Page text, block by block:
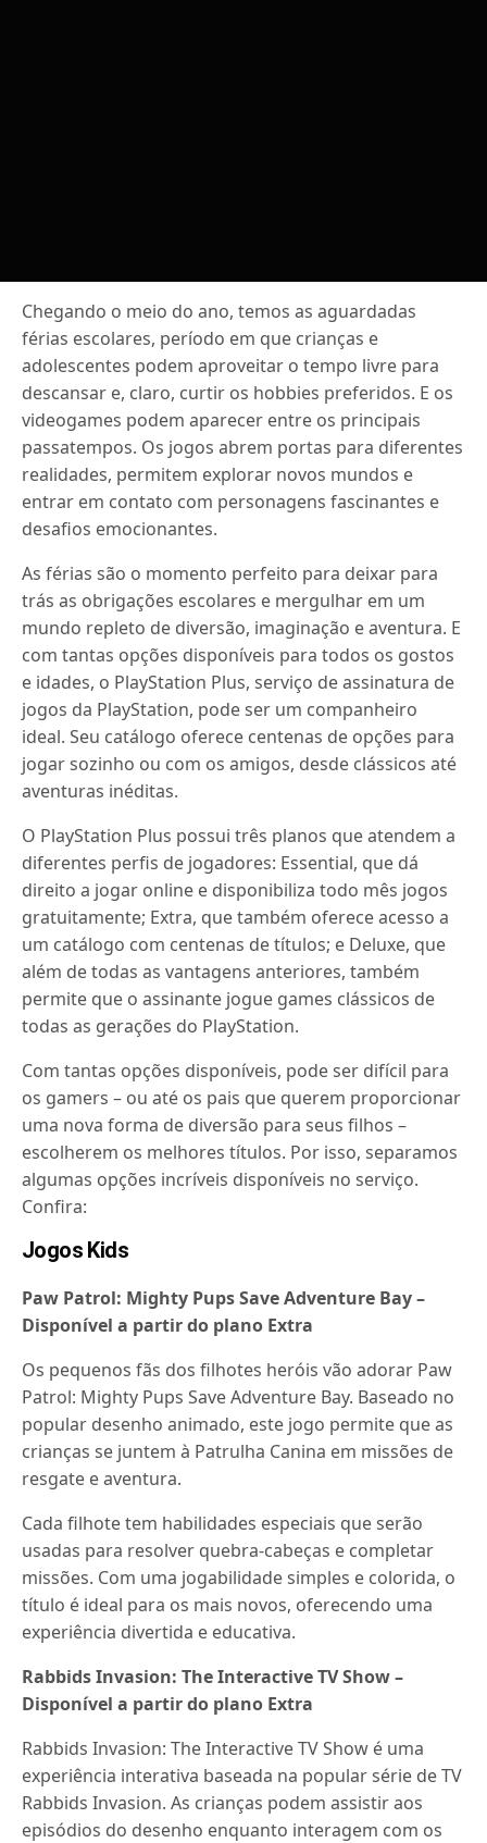
Chegando o meio do ano, temos as aguardadas
férias escolares, período em que crianças e
adolescentes podem aproveitar o tempo livre para
descansar e, claro, curtir os hobbies preferidos. E os
videogames podem aparecer entre os principais
passatempos. Os jogos abrem portas para diferentes
realidades, permitem explorar novos mundos e
entrar em contato com personagens fascinantes e
desafios emocionantes.
As férias são o momento perfeito para deixar para
trás as obrigações escolares e mergulhar em um
mundo repleto de diversão, imaginação e aventura. E
com tantas opções disponíveis para todos os gostos
e idades, o PlayStation Plus, serviço de assinatura de
jogos da PlayStation, pode ser um companheiro
ideal. Seu catálogo oferece centenas de opções para
jogar sozinho ou com os amigos, desde clássicos até
aventuras inéditas.
O PlayStation Plus possui três planos que atendem a
diferentes perfis de jogadores: Essential, que dá
direito a jogar online e disponibiliza todo mês jogos
gratuitamente; Extra, que também oferece acesso a
um catálogo com centenas de títulos; e Deluxe, que
além de todas as vantagens anteriores, também
permite que o assinante jogue games clássicos de
todas as gerações do PlayStation.
Com tantas opções disponíveis, pode ser difícil para
os gamers – ou até os pais que querem proporcionar
uma nova forma de diversão para seus filhos –
escolherem os melhores títulos. Por isso, separamos
algumas opções incríveis disponíveis no serviço.
Confira:
Jogos Kids
Paw Patrol: Mighty Pups Save Adventure Bay –
Disponível a partir do plano Extra
Os pequenos fãs dos filhotes heróis vão adorar Paw
Patrol: Mighty Pups Save Adventure Bay. Baseado no
popular desenho animado, este jogo permite que as
crianças se juntem à Patrulha Canina em missões de
resgate e aventura.
Cada filhote tem habilidades especiais que serão
usadas para resolver quebra-cabeças e completar
missões. Com uma jogabilidade simples e colorida, o
título é ideal para os mais novos, oferecendo uma
experiência divertida e educativa.
Rabbids Invasion: The Interactive TV Show –
Disponível a partir do plano Extra
Rabbids Invasion: The Interactive TV Show é uma
experiência interativa baseada na popular série de TV
Rabbids Invasion. As crianças podem assistir aos
episódios do desenho enquanto interagem com os